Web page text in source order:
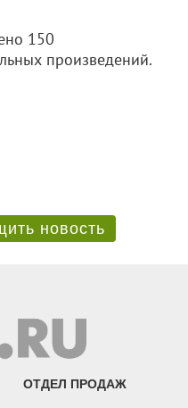
150
произведений.
новость
ОТДЕЛ ПРОДАЖ